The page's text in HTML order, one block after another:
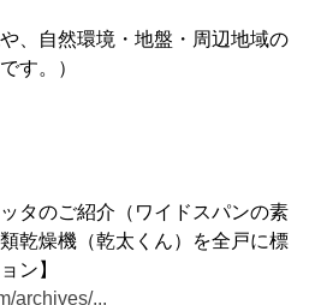
、自然環境・地盤・周辺地域の
す。）
タのご紹介（ワイドスパンの素
乾燥機（乾太くん）を全戸に標
ン】
archives/...